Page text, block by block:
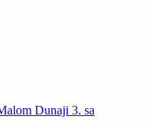
Dunaji 3. sa